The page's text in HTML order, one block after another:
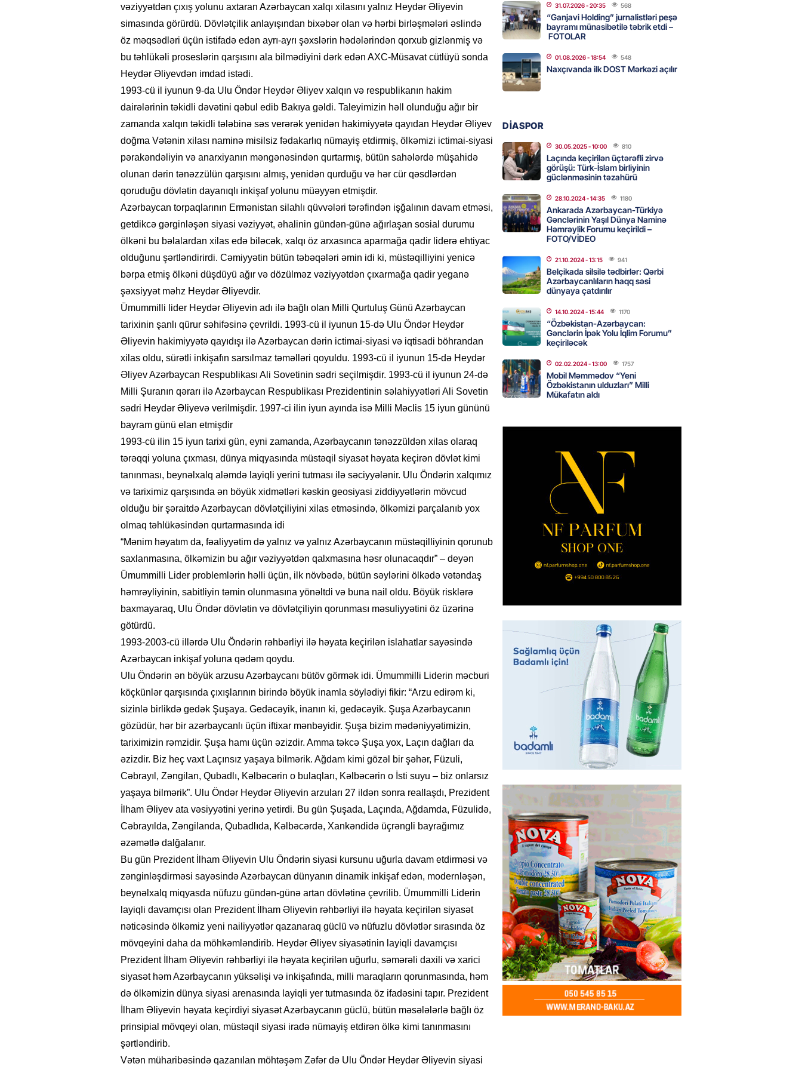
vəziyyətdən çıxış yolunu axtaran Azərbaycan xalqı xilasını yalnız Heydər Əliyevin
simasında görürdü. Dövlətçilik anlayışından bixəbər olan və hərbi birləşmələri əslində
öz məqsədləri üçün istifadə edən ayrı-ayrı şəxslərin hədələrindən qorxub gizlənmiş və
bu təhlükəli proseslərin qarşısını ala bilmədiyini dərk edən AXC-Müsavat cütlüyü sonda
Heydər Əliyevdən imdad istədi.
1993-cü il iyunun 9-da Ulu Öndər Heydər Əliyev xalqın və respublikanın hakim
dairələrinin təkidli dəvətini qəbul edib Bakıya gəldi. Taleyimizin həll olunduğu ağır bir
zamanda xalqın təkidli tələbinə səs verərək yenidən hakimiyyətə qayıdan Heydər Əliyev
doğma Vətənin xilası naminə misilsiz fədakarlıq nümayiş etdirmiş, ölkəmizi ictimai-siyasi
pərakəndəliyin və anarxiyanın məngənəsindən qurtarmış, bütün sahələrdə müşahidə
olunan dərin tənəzzülün qarşısını almış, yenidən qurduğu və hər cür qəsdlərdən
qoruduğu dövlətin dayanıqlı inkişaf yolunu müəyyən etmişdir.
Azərbaycan torpaqlarının Ermənistan silahlı qüvvələri tərəfindən işğalının davam etməsi,
getdikcə gərginləşən siyasi vəziyyət, əhalinin gündən-günə ağırlaşan sosial durumu
ölkəni bu bəlalardan xilas edə biləcək, xalqı öz arxasınca aparmağa qadir liderə ehtiyac
olduğunu şərtləndirirdi. Cəmiyyətin bütün təbəqələri əmin idi ki, müstəqilliyini yenicə
bərpa etmiş ölkəni düşdüyü ağır və dözülməz vəziyyətdən çıxarmağa qadir yeganə
şəxsiyyət məhz Heydər Əliyevdir.
Ümummilli lider Heydər Əliyevin adı ilə bağlı olan Milli Qurtuluş Günü Azərbaycan
tarixinin şanlı qürur səhifəsinə çevrildi. 1993-cü il iyunun 15-də Ulu Öndər Heydər
Əliyevin hakimiyyətə qayıdışı ilə Azərbaycan dərin ictimai-siyasi və iqtisadi böhrandan
xilas oldu, sürətli inkişafın sarsılmaz təməlləri qoyuldu. 1993-cü il iyunun 15-də Heydər
Əliyev Azərbaycan Respublikası Ali Sovetinin sədri seçilmişdir. 1993-cü il iyunun 24-də
Milli Şuranın qərarı ilə Azərbaycan Respublikası Prezidentinin səlahiyyətləri Ali Sovetin
sədri Heydər Əliyevə verilmişdir. 1997-ci ilin iyun ayında isə Milli Məclis 15 iyun gününü
bayram günü elan etmişdir
1993-cü ilin 15 iyun tarixi gün, eyni zamanda, Azərbaycanın tənəzzüldən xilas olaraq
tərəqqi yoluna çıxması, dünya miqyasında müstəqil siyasət həyata keçirən dövlət kimi
tanınması, beynəlxalq aləmdə layiqli yerini tutması ilə səciyyələnir. Ulu Öndərin xalqımız
və tariximiz qarşısında ən böyük xidmətləri kəskin geosiyasi ziddiyyətlərin mövcud
olduğu bir şəraitdə Azərbaycan dövlətçiliyini xilas etməsində, ölkəmizi parçalanıb yox
olmaq təhlükəsindən qurtarmasında idi
“Mənim həyatım da, fəaliyyətim də yalnız və yalnız Azərbaycanın müstəqilliyinin qorunub
saxlanmasına, ölkəmizin bu ağır vəziyyətdən qalxmasına həsr olunacaqdır” – deyən
Ümummilli Lider problemlərin həlli üçün, ilk növbədə, bütün səylərini ölkədə vətəndaş
həmrəyliyinin, sabitliyin təmin olunmasına yönəltdi və buna nail oldu. Böyük risklərə
baxmayaraq, Ulu Öndər dövlətin və dövlətçiliyin qorunması məsuliyyətini öz üzərinə
götürdü.
1993-2003-cü illərdə Ulu Öndərin rəhbərliyi ilə həyata keçirilən islahatlar sayəsində
Azərbaycan inkişaf yoluna qədəm qoydu.
Ulu Öndərin ən böyük arzusu Azərbaycanı bütöv görmək idi. Ümummilli Liderin məcburi
köçkünlər qarşısında çıxışlarının birində böyük inamla söylədiyi fikir: “Arzu edirəm ki,
sizinlə birlikdə gedək Şuşaya. Gedəcəyik, inanın ki, gedəcəyik. Şuşa Azərbaycanın
gözüdür, hər bir azərbaycanlı üçün iftixar mənbəyidir. Şuşa bizim mədəniyyətimizin,
tariximizin rəmzidir. Şuşa hamı üçün əzizdir. Amma təkcə Şuşa yox, Laçın dağları da
əzizdir. Biz heç vaxt Laçınsız yaşaya bilmərik. Ağdam kimi gözəl bir şəhər, Füzuli,
Cəbrayıl, Zəngilan, Qubadlı, Kəlbəcərin o bulaqları, Kəlbəcərin o İsti suyu – biz onlarsız
yaşaya bilmərik”. Ulu Öndər Heydər Əliyevin arzuları 27 ildən sonra reallaşdı, Prezident
İlham Əliyev ata vəsiyyətini yerinə yetirdi. Bu gün Şuşada, Laçında, Ağdamda, Füzulidə,
Cəbrayılda, Zəngilanda, Qubadlıda, Kəlbəcərdə, Xankəndidə üçrəngli bayrağımız
əzəmətlə dalğalanır.
Bu gün Prezident İlham Əliyevin Ulu Öndərin siyasi kursunu uğurla davam etdirməsi və
zənginləşdirməsi sayəsində Azərbaycan dünyanın dinamik inkişaf edən, modernləşən,
beynəlxalq miqyasda nüfuzu gündən-günə artan dövlətinə çevrilib. Ümummilli Liderin
layiqli davamçısı olan Prezident İlham Əliyevin rəhbərliyi ilə həyata keçirilən siyasət
nəticəsində ölkəmiz yeni nailiyyətlər qazanaraq güclü və nüfuzlu dövlətlər sırasında öz
mövqeyini daha da möhkəmləndirib. Heydər Əliyev siyasətinin layiqli davamçısı
Prezident İlham Əliyevin rəhbərliyi ilə həyata keçirilən uğurlu, səmərəli daxili və xarici
siyasət həm Azərbaycanın yüksəlişi və inkişafında, milli maraqların qorunmasında, həm
də ölkəmizin dünya siyasi arenasında layiqli yer tutmasında öz ifadəsini tapır. Prezident
İlham Əliyevin həyata keçirdiyi siyasət Azərbaycanın güclü, bütün məsələlərlə bağlı öz
prinsipial mövqeyi olan, müstəqil siyasi iradə nümayiş etdirən ölkə kimi tanınmasını
şərtləndirib.
Vətən müharibəsində qazanılan möhtəşəm Zəfər də Ulu Öndər Heydər Əliyevin siyasi
06.08.2026- 11:15 60
BANNER
İran ərəb ölkələrinə zərbə endirməklə
hədələyir
06.08.2026
Türkiyə Qara dənizdə mülki gəmilərə
hücumları qəbuledilməz hesab edir
06.08.2026- 10:45 75
Bu ərazilərə yağış yağıb
06.08.2026- 10:30 60
Bu ölkəyə yayda qar yağdı
06.08.2026- 10:15
GÜNDƏM
Yaponiyada Xirosima qurbanlarının
xatirəsi yad ediləcək
06.08.2026- 10:00
GÜNDƏM
Şirvan bölgəsində problem bitdi –
ADSEA Şurvan kanalını qısa müddətdə
- 22:08
Bu gün “Sabah” Danimarkada “Orhus”
klubu ilə qarşılaşacaq
- 17:45
Ukraynaya məxsus təyyarə
Almaniyada dron hücumuna məruz
qaldı
- 17:30 186
Evdən 5 min manatlıq qızıl-zinət
əşyaları oğurlayan şəxs saxlanılıb
05.08.2026- 17:15 109
ÖZƏL
Hörmüz boğazı tezliklə açılacaq- Tramp
- 17:00
REKLAM
Kapital Bank-ın istiqrazlarına tələbat
buraxılış həcmini üç dəfəyə yaxın
üstələdi
05.08.2026- 16:59 203
İDMAN
Bu futbolçu “Real Madrid”dən GETDİ
05.08.2026- 16:45 202
DÜNYA
Türkiyə HHQ-nin ilk qadın generalı oldu
05.08.2026- 16:30 203
31.07.2026- 20:35 568
“Ganjavi Holding” jurnalistləri peşə
bayramı münasibətilə təbrik etdi –
FOTOLAR
01.08.2026- 18:54 548
Naxçıvanda ilk DOST Mərkəzi açılır
DİASPOR
30.05.2025- 10:00 810
Laçında keçirilən üçtərəfli zirvə
görüşü: Türk-İslam birliyinin
güclənməsinin təzahürü
28.10.2024- 14:35 1180
Ankarada Azərbaycan-Türkiyə
Gənclərinin Yaşıl Dünya Naminə
Həmrəylik Forumu keçirildi –
FOTO/VİDEO
21.10.2024- 13:15 941
Belçikada silsilə tədbirlər: Qərbi
Azərbaycanlıların haqq səsi
dünyaya çatdırılır
14.10.2024- 15:44 1170
“Özbəkistan-Azərbaycan:
Gənclərin İpək Yolu İqlim Forumu”
keçiriləcək
02.02.2024- 13:00 1757
Mobil Məmmədov “Yeni
Özbəkistanın ulduzları” Milli
Mükafatın aldı